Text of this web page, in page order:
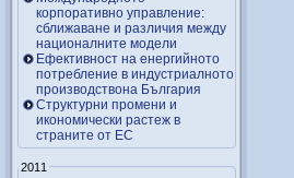
корпоративно управление:
сближаване и различия между
националните модели
Ефективност на енергийното
потребление в индустриалното
производствона България
Структурни промени и
икономически растеж в
страните от ЕС
2011